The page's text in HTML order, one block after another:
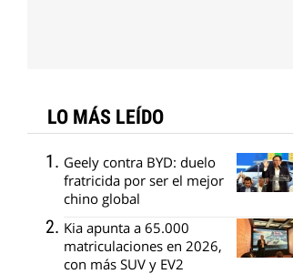
LO MÁS LEÍDO
Geely contra BYD: duelo
fratricida por ser el mejor
chino global
Kia apunta a 65.000
matriculaciones en 2026,
con más SUV y EV2